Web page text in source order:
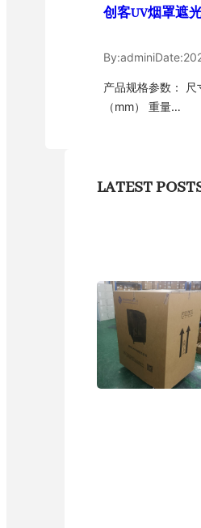
创客UV烟罩遮
By:adminiDate:
产品规格参数： 尺
（mm） 重量…
LATEST